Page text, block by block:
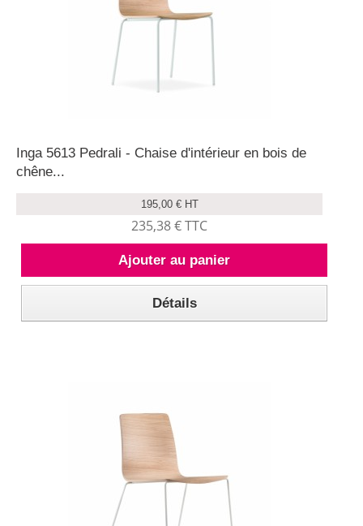
Inga 5613 Pedrali - Chaise d'intérieur en bois de
chêne...
195,00 € HT
235,38 € TTC
Ajouter au panier
Détails